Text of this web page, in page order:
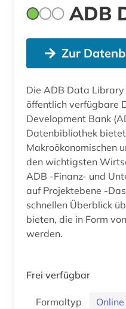
ADB
Zur
Die ADB Data
öffentlich verfügbare
Development Bank
Datenbibliothek
Makroökonomischen
den wichtigsten
ADB -Finanz- und Unternehmensdaten -Daten
auf Projektebene -
schnellen Überblick
bieten, die in Form
werden.
Frei verfügbar
Formaltyp
Online